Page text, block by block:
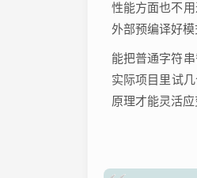
性能方面也不
外部预编译好模
能把普通字符
实际项目里试
原理才能灵活应